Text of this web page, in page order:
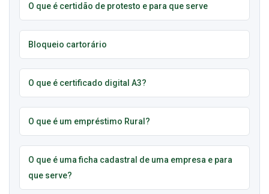
O que é certidão de protesto e para que serve
Bloqueio cartorário
O que é certificado digital A3?
O que é um empréstimo Rural?
O que é uma ficha cadastral de uma empresa e para
que serve?